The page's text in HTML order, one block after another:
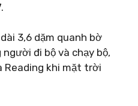
3,6 dặm quanh bờ
đi bộ và chạy bộ,
Reading khi mặt trời